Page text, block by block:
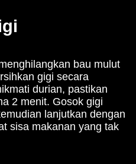
bau mulut
gigi secara
durian, pastikan
2 menit. Gosok gigi
lanjutkan dengan
sisa makanan yang tak